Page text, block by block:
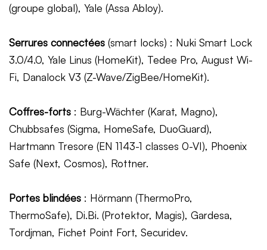
(groupe global), Yale (Assa Abloy).
Serrures connectées (smart locks) : Nuki Smart Lock
3.0/4.0, Yale Linus (HomeKit), Tedee Pro, August Wi-
Fi, Danalock V3 (Z-Wave/ZigBee/HomeKit).
Coffres-forts : Burg-Wächter (Karat, Magno),
Chubbsafes (Sigma, HomeSafe, DuoGuard),
Hartmann Tresore (EN 1143-1 classes 0-VI), Phoenix
Safe (Next, Cosmos), Rottner.
Portes blindées : Hörmann (ThermoPro,
ThermoSafe), Di.Bi. (Protektor, Magis), Gardesa,
Tordjman, Fichet Point Fort, Securidev.